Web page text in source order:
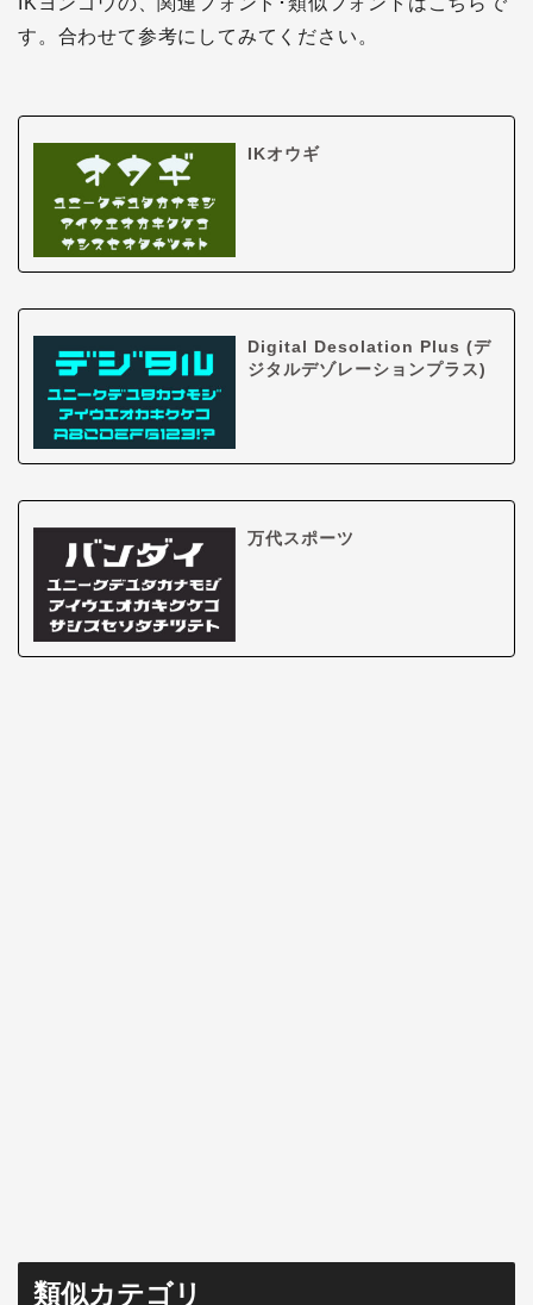
す。合わせて参考にしてみてください。
IKオウギ
Digital Desolation Plus (デ
ジタルデゾレーションプラス)
万代スポーツ
類似カテゴリ